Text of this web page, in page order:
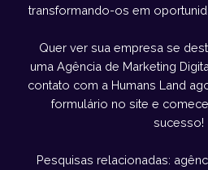
transformando-os em
Quer ver sua empresa se
uma Agência de Marketing
contato com a Humans Land
formulário no site e
sucesso!
Pesquisas relacionadas: